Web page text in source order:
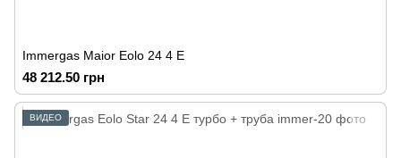
Immergas Maior Eolo 24 4 E
48 212.50 грн
ВИДЕО